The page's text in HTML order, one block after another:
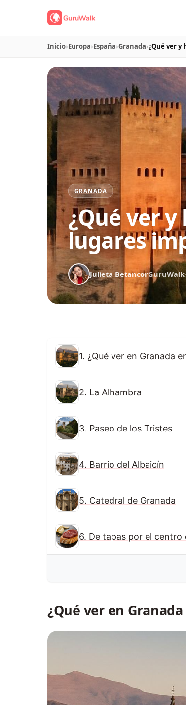
Inicio›Europa›España›Granada›¿Qué ver y
GRANADA
¿Qué ver y
lugares
Julieta BetancorGuruWalk·
1. ¿Qué ver en Granada
2. La Alhambra
3. Paseo de los Tristes
4. Barrio del Albaicín
5. Catedral de Granada
6. De tapas por el centro
¿Qué ver en